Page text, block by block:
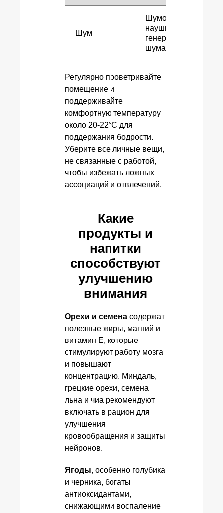
Шум
Шумоподавляющие
наушники или
генераторы белого
шума
Регулярно проветривайте
помещение и
поддерживайте
комфортную температуру
около 20-22°С для
поддержания бодрости.
Уберите все личные вещи,
не связанные с работой,
чтобы избежать ложных
ассоциаций и отвлечений.
Какие
продукты и
напитки
способствуют
улучшению
внимания
Орехи и семена содержат
полезные жиры, магний и
витамин Е, которые
стимулируют работу мозга
и повышают
концентрацию. Миндаль,
грецкие орехи, семена
льна и чиа рекомендуют
включать в рацион для
улучшения
кровообращения и защиты
нейронов.
Ягоды, особенно голубика
и черника, богаты
антиоксидантами,
снижающими воспаление